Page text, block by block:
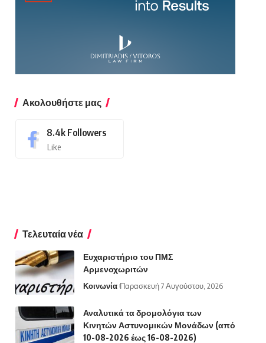
Ακολουθήστε μας
8.4k Followers
Like
Τελευταία νέα
Ευχαριστήριο του ΠΜΣ
Αρμενοχωριτών
Κοινωνία Παρασκευή 7 Αυγούστου, 2026
Αναλυτικά τα δρομολόγια των
Κινητών Αστυνομικών Μονάδων (από
10-08-2026 έως 16-08-2026)